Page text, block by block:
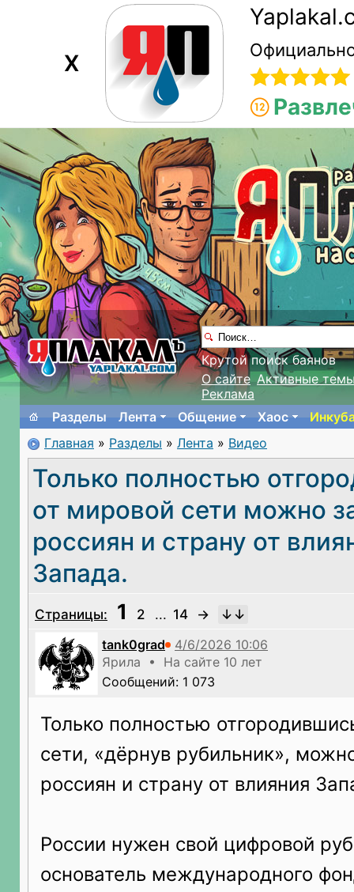
X
Крутой поиск баянов
О сайте Активные
Реклама
Разделы
Лента Общение Хаос
Главная » Разделы » Лента » Видео
Только полностью
от мировой сети можно
россиян и страну от
Запада.
Страницы: 1 2 ... 14
→
tank0grad
Ярила • На сайте 10 лет
Сообщений: 1 073
Только полностью
сети, «дёрнув рубильник»,
россиян и страну от влияния
России нужен свой цифровой
основатель международного